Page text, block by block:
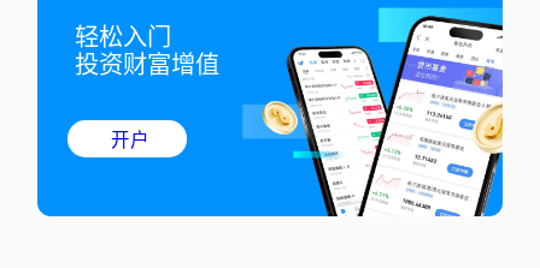
轻松入门
投资财富增值
开户